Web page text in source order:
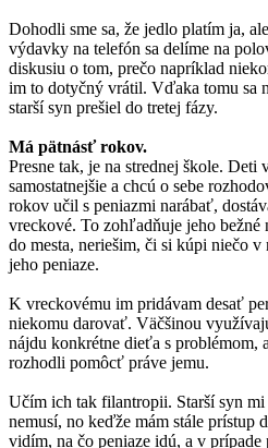
Dohodli sme sa, že jedlo platím ja,
výdavky na telefón sa delíme na
diskusiu o tom, prečo napríklad
im to dotyčný vrátil. Vďaka tomu sa
starší syn prešiel do tretej fázy.
Má pätnásť rokov.
Presne tak, je na strednej škole. Deti
samostatnejšie a chcú o sebe
rokov učil s peniazmi narábať,
vreckové. To zohľadňuje jeho
do mesta, neriešim, či si kúpi niečo
jeho peniaze.
K vreckovému im pridávam desať
niekomu darovať. Väčšinou
nájdu konkrétne dieťa s problémom,
rozhodli pomôcť práve jemu.
Učím ich tak filantropii. Starší syn
nemusí, no keďže mám stále prístup
vidím, na čo peniaze idú, a v